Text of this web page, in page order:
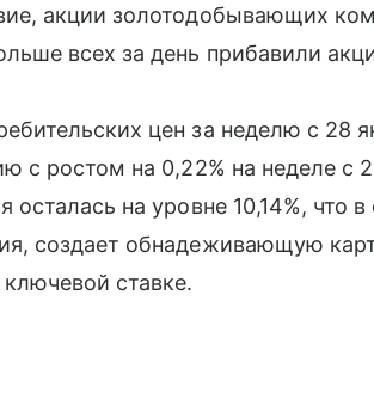
акции золотодобывающих
всех за день прибавили
цен за неделю с 28
с ростом на 0,22% на неделе с
осталась на уровне 10,14%,
создает обнадеживающую
ставке.